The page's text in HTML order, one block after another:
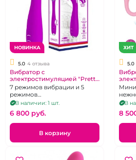
НОВИНКА
5.0 4 отзыва
Вибратор с
электростимуляцией "Pretty
Love" Hector фиолетовый
7 режимов вибрации и 5
режимов
электростимуляции
В наличии: 1 шт.
6 800 pуб.
В корзину
ХИТ
5.0
love"
В
8